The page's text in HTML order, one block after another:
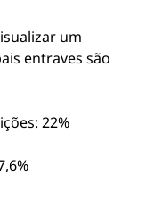
um
entraves são
22%